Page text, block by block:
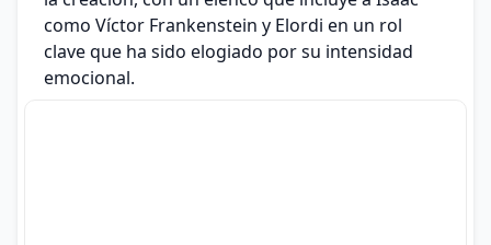
como Víctor Frankenstein y Elordi en un rol
clave que ha sido elogiado por su intensidad
emocional.